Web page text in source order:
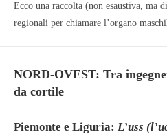
Ecco una raccolta (non esaustiva, ma
regionali per chiamare l’organo
NORD-OVEST: Tra
da cortile
Piemonte e Liguria: L’uss